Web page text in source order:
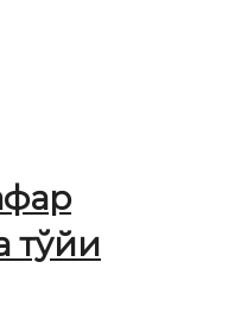
тўйи